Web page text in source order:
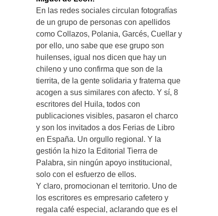
En las redes sociales circulan fotografías
de un grupo de personas con apellidos
como Collazos, Polania, Garcés, Cuellar y
por ello, uno sabe que ese grupo son
huilenses, igual nos dicen que hay un
chileno y uno confirma que son de la
tierrita, de la gente solidaria y fraterna que
acogen a sus similares con afecto. Y sí, 8
escritores del Huila, todos con
publicaciones visibles, pasaron el charco
y son los invitados a dos Ferias de Libro
en España. Un orgullo regional. Y la
gestión la hizo la Editorial Tierra de
Palabra, sin ningún apoyo institucional,
solo con el esfuerzo de ellos.
Y claro, promocionan el territorio. Uno de
los escritores es empresario cafetero y
regala café especial, aclarando que es el